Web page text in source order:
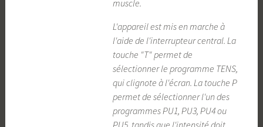
muscle.
L'appareil est mis en marche à
l'aide de l'interrupteur central. La
touche "T" permet de
sélectionner le programme TENS,
qui clignote à l'écran. La touche P
permet de sélectionner l'un des
programmes PU1, PU3, PU4 ou
PU5, tandis que l'intensité doit